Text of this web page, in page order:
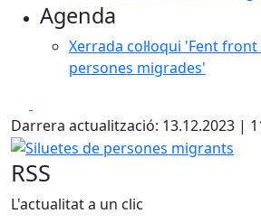
Agenda
Xerrada col·loqui 'Fent
persones migrades'
Darrera actualització: 13.12.2023 |
Siluetes de persones migrants
RSS
L'actualitat a un clic